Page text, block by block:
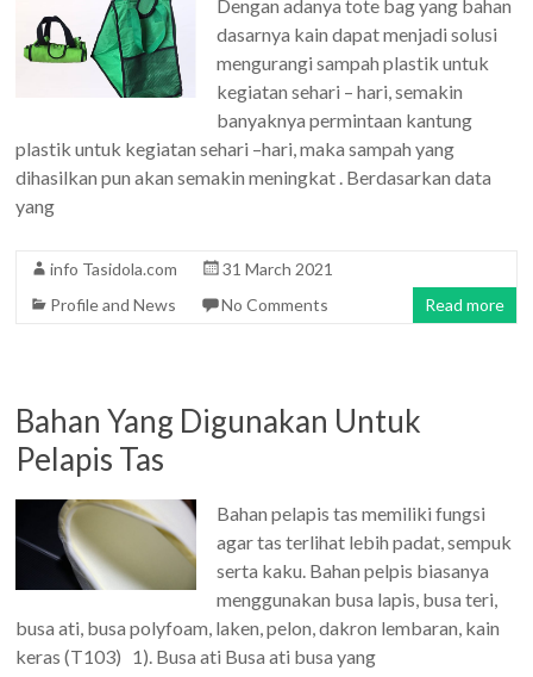
Dengan adanya tote bag yang bahan
dasarnya kain dapat menjadi solusi
mengurangi sampah plastik untuk
kegiatan sehari – hari, semakin
banyaknya permintaan kantung
plastik untuk kegiatan sehari –hari, maka sampah yang
dihasilkan pun akan semakin meningkat . Berdasarkan data
yang
info Tasidola.com
31 March 2021
Profile and News
No Comments Read more
Bahan Yang Digunakan Untuk
Pelapis Tas
Bahan pelapis tas memiliki fungsi
agar tas terlihat lebih padat, sempuk
serta kaku. Bahan pelpis biasanya
menggunakan busa lapis, busa teri,
busa ati, busa polyfoam, laken, pelon, dakron lembaran, kain
keras (T103) 1). Busa ati Busa ati busa yang